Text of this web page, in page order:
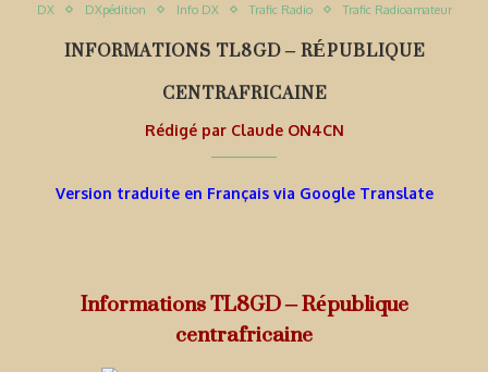
DX DXpédition Info DX Trafic Radio Trafic Radioamateur
INFORMATIONS TL8GD – RÉPUBLIQUE
CENTRAFRICAINE
Rédigé par Claude ON4CN
Version traduite en Français via Google Translate
Informations TL8GD – République
centrafricaine